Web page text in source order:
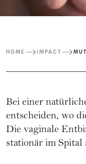
HOME IMPACT
Bei einer
entscheiden, wo
Die vaginale
stationär im Spital